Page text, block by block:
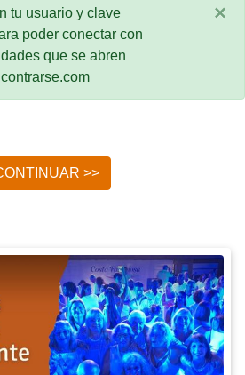
tu usuario y clave
poder conectar con
que se abren
×
>>